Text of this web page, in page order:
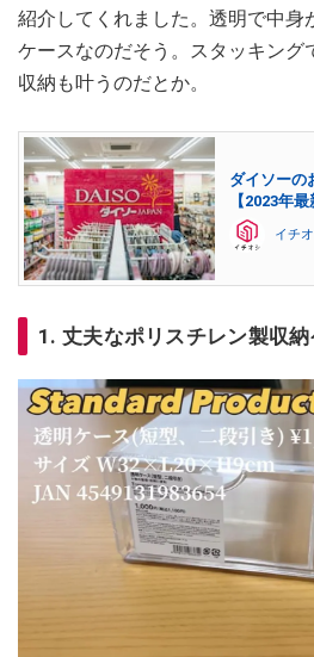
紹介してくれました。透明で中身
ケースなのだそう。スタッキング
収納も叶うのだとか。
ダイソーの
【2023年
イチ
1. 丈夫なポリスチレン製収納